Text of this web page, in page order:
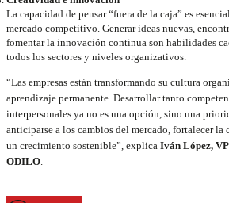
La capacidad de pensar “fuera de la caja” es
mercado competitivo. Generar ideas nuevas,
fomentar la innovación continua son habilidades
todos los sectores y niveles organizativos.
“Las empresas están transformando su cultura
aprendizaje permanente. Desarrollar tanto
interpersonales ya no es una opción, sino una
anticiparse a los cambios del mercado, fortalecer
un crecimiento sostenible”, explica Iván López,
ODILO.